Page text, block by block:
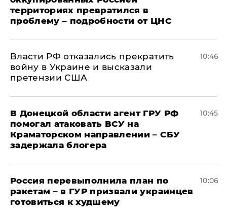
территориях превратился в
проблему – подробности от ЦНС
Власти РФ отказались прекратить
войну в Украине и высказали
претензии США
10:46
В Донецкой области агент ГРУ РФ
помогал атаковать ВСУ на
Краматорском направлении – СБУ
задержала блогера
10:45
Россия перевыполнила план по
ракетам – в ГУР призвали украинцев
готовиться к худшему
10:06